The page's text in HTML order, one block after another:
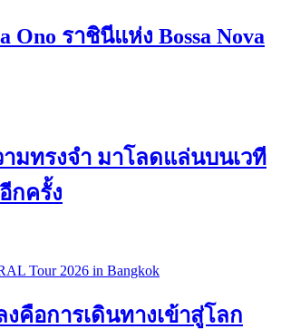
Ono ราชินีแห่ง Bossa Nova
ามทรงจำ มาโลดแล่นบนเวที
กครั้ง
งคือการเดินทางเข้าสู่โลก